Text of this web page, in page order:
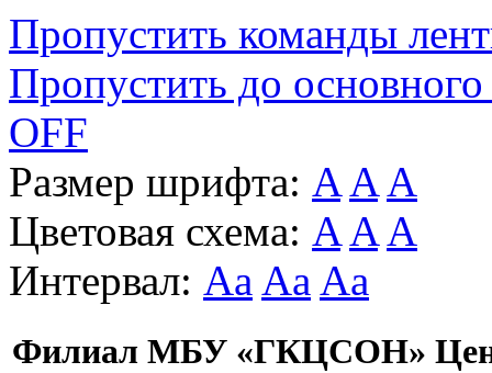
Пропустить команды
Пропустить до основного
OFF
Размер шрифта: A A A
Цветовая схема: A A A
Интервал: Aa Aa Aa
Филиал МБУ «ГКЦСОН»